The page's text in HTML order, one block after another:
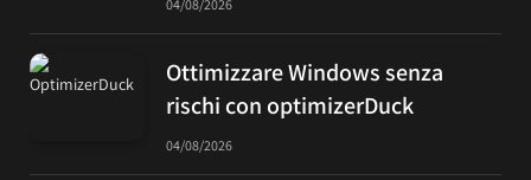
04/08/2026
Ottimizzare Windows senza
rischi con optimizerDuck
04/08/2026